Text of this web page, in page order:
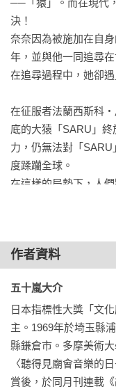
──「猿」。而在現代
決！
奈奈因為被施加在自
年，並與他一同追尋
在追尋過程中，她卻
在征服者法蘭西斯科
底的大猿「SARU」
力，仍無法對「
度蹂躪全球。
在這樣的局勢下，人
在全世界的注視之下
作者資料
五十嵐大介
日本指標性大獎「文
主。1969年於埼玉縣
縣鎌倉市。多摩美術
〈聽得見廟會音樂的
賞後，於同月刊連載